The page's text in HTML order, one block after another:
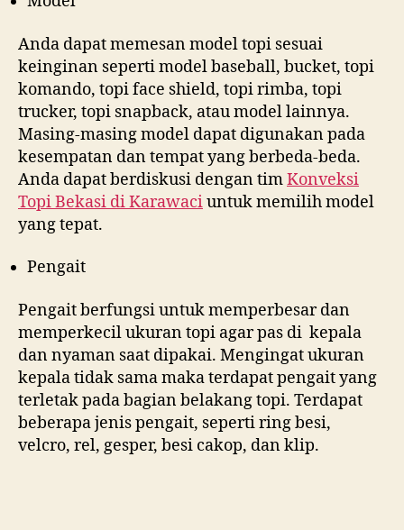
Anda dapat memesan model topi sesuai
keinginan seperti model baseball, bucket, topi
komando, topi face shield, topi rimba, topi
trucker, topi snapback, atau model lainnya.
Masing-masing model dapat digunakan pada
kesempatan dan tempat yang berbeda-beda.
Anda dapat berdiskusi dengan timKonveksi
Topi Bekasi diKarawaciuntuk memilih model
yang tepat.
Pengait
Pengait berfungsi untuk memperbesar dan
memperkecil ukuran topi agar pas di kepala
dan nyaman saat dipakai. Mengingat ukuran
kepala tidak sama maka terdapat pengait yang
terletak pada bagian belakang topi. Terdapat
beberapa jenis pengait, seperti ring besi,
velcro, rel, gesper, besi cakop, dan klip.